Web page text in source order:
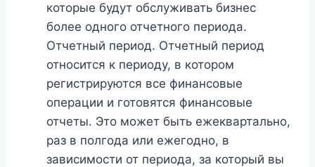
которые будут обслуживать бизнес
более одного отчетного периода.
Отчетный период. Отчетный период
относится к периоду, в котором
регистрируются все финансовые
операции и готовятся финансовые
отчеты. Это может быть ежеквартально,
раз в полгода или ежегодно, в
зависимости от периода, за который вы